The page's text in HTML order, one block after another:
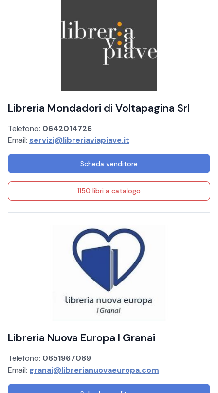
Libreria Mondadori di Voltapagina Srl
Telefono: 0642014726
Email: servizi@libreriaviapiave.it
Scheda venditore
1150 libri a catalogo
Libreria Nuova Europa I Granai
Telefono: 0651967089
Email: granai@librerianuovaeuropa.com